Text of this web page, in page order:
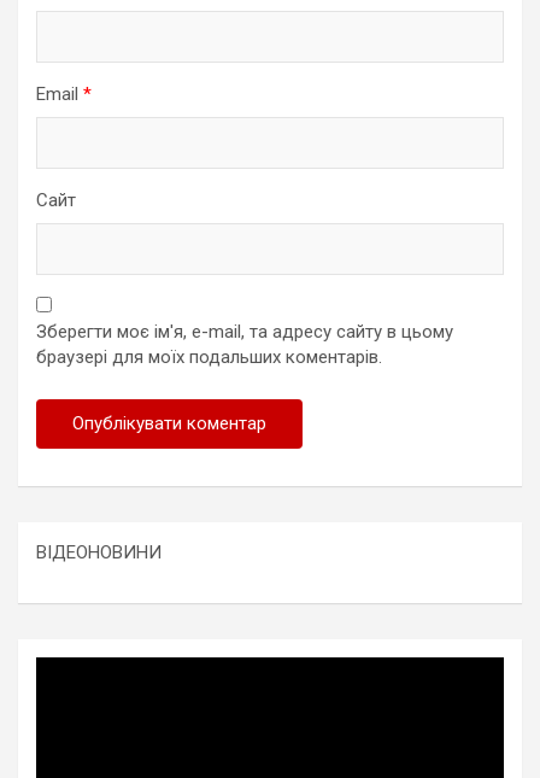
Email *
Сайт
Зберегти моє ім'я, e-mail, та адресу сайту в цьому
браузері для моїх подальших коментарів.
ВІДЕОНОВИНИ